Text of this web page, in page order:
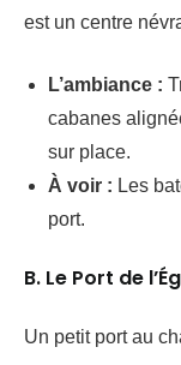
est un centre
L’ambiance :
cabanes
sur place.
À voir : Les
port.
B. Le Port de
Un petit port au